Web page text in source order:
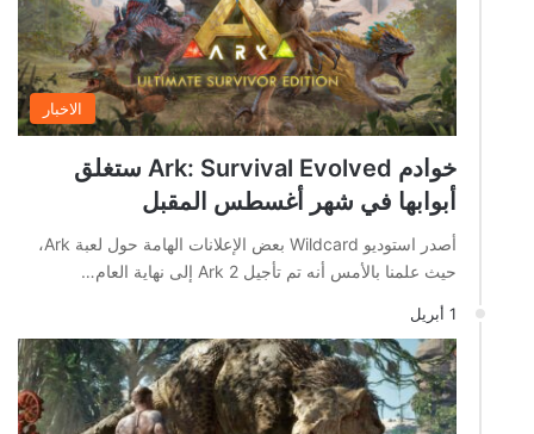
الاخبار
خوادم Ark: Survival Evolved ستغلق
أبوابها في شهر أغسطس المقبل
أصدر استوديو Wildcard بعض الإعلانات الهامة حول لعبة Ark،
حيث علمنا بالأمس أنه تم تأجيل Ark 2 إلى نهاية العام…
1 أبريل